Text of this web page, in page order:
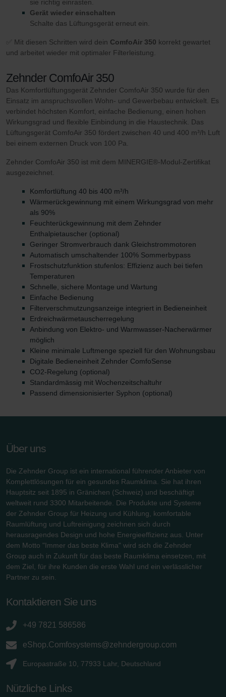
sie richtig einrasten.
Gerät wieder einschalten
Schalte das Lüftungsgerät erneut ein.
✅ Mit diesen Schritten wird dein ComfoAir 350 korrekt gewartet
und arbeitet wieder mit optimaler Filterleistung.
Zehnder ComfoAir 350
Das Komfortlüftungsgerät Zehnder ComfoAir 350 wurde für den
Einsatz im anspruchsvollen Wohn- und Gewerbebau entwickelt. Es
verbindet höchsten Komfort, einfache Bedienung, einen hohen
Wirkungsgrad und flexible Einbindung in die Haustechnik. Das
Lüftungsgerät ComfoAir 350 fördert zwischen 40 und 400 m³/h Luft
bei einem externen Druck von 100 Pa.
Zehnder ComfoAir 350 ist mit dem MINERGIE®-Modul-Zertifikat
ausgezeichnet.
Komfortlüftung 40 bis 400 m³/h
Wärmerückgewinnung mit einem Wirkungsgrad von mehr
als 90%
Feuchterückgewinnung mit dem Zehnder
Enthalpietauscher (optional)
Geringer Stromverbrauch dank Gleichstrommotoren
Automatisch umschaltender 100% Sommerbypass
Frostschutzfunktion stufenlos: Effizienz auch bei tiefen
Temperaturen
Schnelle, sichere Montage und Wartung
Einfache Bedienung
Filterverschmutzungsanzeige integriert in Bedieneinheit
Erdreichwärmetauscherregelung
Anbindung von Elektro- und Warmwasser-Nacherwärmer
möglich
Kleine minimale Luftmenge speziell für den Wohnungsbau
Digitale Bedieneinheit Zehnder ComfoSense
CO2-Regelung (optional)
Standardmässig mit Wochenzeitschaltuhr
Passend dimensionisierter Syphon (optional)
Über uns
Die Zehnder Group ist ein international führender Anbieter von
Komplettlösungen für ein gesundes Raumklima. Sie hat ihren
Hauptsitz seit 1895 in Gränichen (Schweiz) und beschäftigt
weltweit rund 3300 Mitarbeitende. Die Produkte und Systeme
der Zehnder Group für Heizung und Kühlung, komfortable
Raumlüftung und Luftreinigung zeichnen sich durch
herausragendes Design und hohe Energieeffizienz aus. Unter
dem Motto "Immer das beste Klima" wird sich die Zehnder
Group auch in Zukunft für das beste Raumklima einsetzen, mit
dem Ziel, für ihre Kunden die erste Wahl und ein verlässlicher
Partner zu sein.
Kontaktieren Sie uns
+49 7821 586586
eShop.Comfosystems@zehndergroup.com
Europastraße 10, 77933 Lahr, Deutschland
Nützliche Links